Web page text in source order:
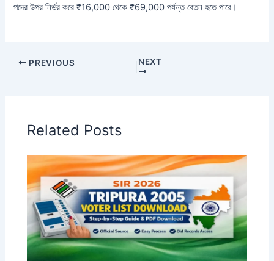
পদের উপর নির্ভর করে ₹16,000 থেকে ₹69,000 পর্যন্ত বেতন হতে পারে।
PREVIOUS NEXT
Related Posts